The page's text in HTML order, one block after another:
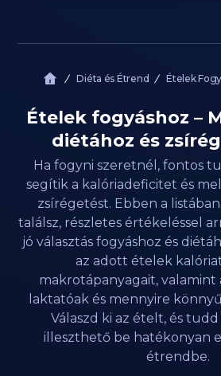
Diéta és Étrend Ételek
Ételek fogyáshoz –
diétához és
Ha fogyni szeretnél, fontos
segítik a kalóriadeficitet és
zsírégetést. Ebben a
találsz, részletes értékeléssel
jó választás fogyáshoz és
az adott ételek
makrotápanyagait, valamint
laktatóak és mennyire
Válaszd ki az ételt, és
illeszthető be hatékonyan
étrendbe.